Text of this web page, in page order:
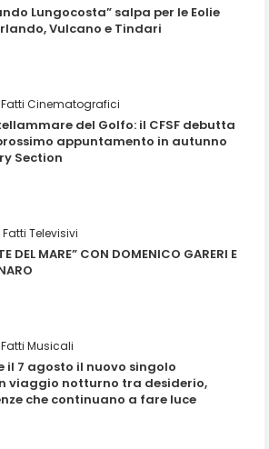
Lungocosta” salpa per le Eolie
Vulcano e Tindari
Fatti Cinematografici
del Golfo: il CFSF debutta
appuntamento in autunno
Section
Fatti Televisivi
DEL MARE” CON DOMENICO GARERI E
Fatti Musicali
il 7 agosto il nuovo singolo
viaggio notturno tra desiderio,
che continuano a fare luce